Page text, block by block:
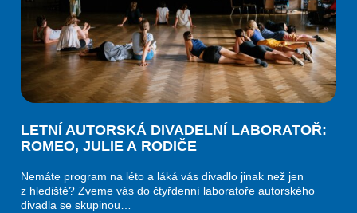
LETNÍ AUTORSKÁ DIVADELNÍ LABORATOŘ:
ROMEO, JULIE A RODIČE
Nemáte program na léto a láká vás divadlo jinak než jen
z hlediště? Zveme vás do čtyřdenní laboratoře autorského
divadla se skupinou…